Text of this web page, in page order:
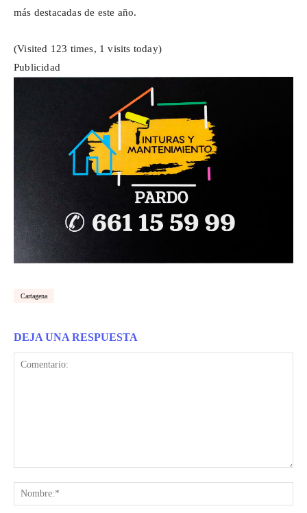
más destacadas de este año.
(Visited 123 times, 1 visits today)
Publicidad
Cartagena
DEJA UNA RESPUESTA